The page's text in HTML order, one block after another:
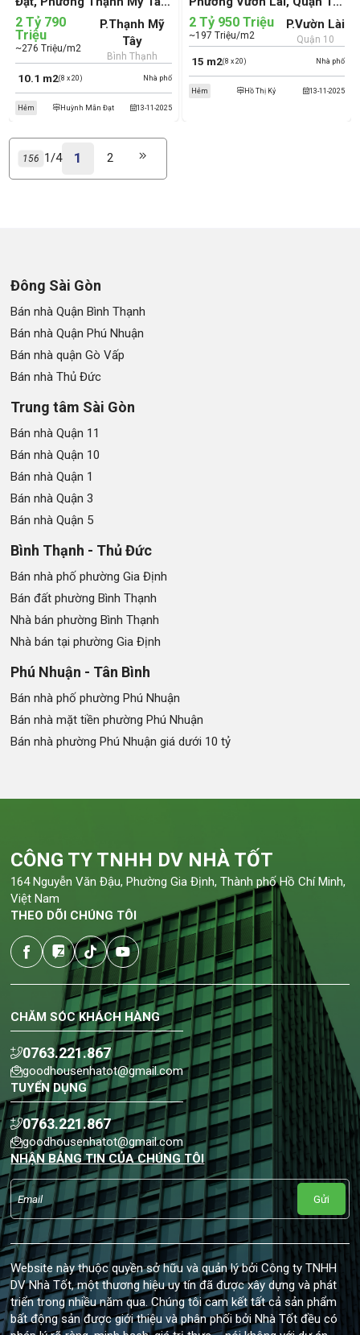
Quận Bình Thạnh (cũ)
Nhà phố
10.1 m2(8 x 20)
2 Tỷ 790
Triệu
~276 Triệu/m2
P.Thạnh Mỹ
Tây
Bình Thạnh
13-11-2025
Hẻm Huỳnh Mẫn Đạt
(cũ)
Nhà phố
15 m2(8 x 20)
2 Tỷ 950 Triệu
~197 Triệu/m2
P.Vườn Lài
Quận 10
13-11-2025
Hẻm Hồ Thị Kỷ
156 1/4 1 2
Đông Sài Gòn
Bán nhà Quận Bình Thạnh
Bán nhà Quận Phú Nhuận
Bán nhà quận Gò Vấp
Bán nhà Thủ Đức
Trung tâm Sài Gòn
Bán nhà Quận 11
Bán nhà Quận 10
Bán nhà Quận 1
Bán nhà Quận 3
Bán nhà Quận 5
Bình Thạnh - Thủ Đức
Bán nhà phố phường Gia Định
Bán đất phường Bình Thạnh
Nhà bán phường Bình Thạnh
Nhà bán tại phường Gia Định
Phú Nhuận - Tân Bình
Bán nhà phố phường Phú Nhuận
Bán nhà mặt tiền phường Phú Nhuận
Bán nhà phường Phú Nhuận giá dưới 10 tỷ
CÔNG TY TNHH DV NHÀ TỐT
164 Nguyễn Văn Đậu, Phường Gia Định, Thành phố Hồ Chí Minh,
Việt Nam
THEO DÕI CHÚNG TÔI
CHĂM SÓC KHÁCH HÀNG
0763.221.867
goodhousenhatot@gmail.com
TUYỂN DỤNG
0763.221.867
goodhousenhatot@gmail.com
NHẬN BẢNG TIN CỦA CHÚNG TÔI
Gửi
Website này thuộc quyền sở hữu và quản lý bởi Công ty TNHH
DV Nhà Tốt, một thương hiệu uy tín đã được xây dựng và phát
triển trong nhiều năm qua. Chúng tôi cam kết tất cả sản phẩm
bất động sản được giới thiệu và phân phối bởi Nhà Tốt đều có